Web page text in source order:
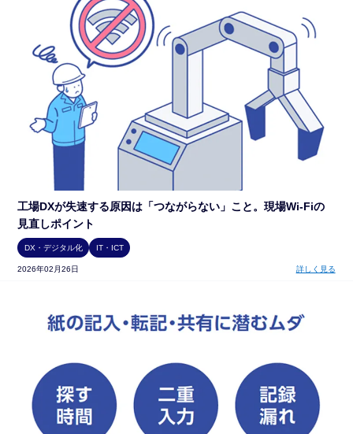
工場DXが失速する原因は「つながらない」こと。現場Wi-Fiの
見直しポイント
DX・デジタル化 IT・ICT
2026年02月26日 詳しく見る